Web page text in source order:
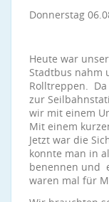
Donnerstag
Heute war
Stadtbus nahm
Rolltreppen.
zur
wir mit einem
Mit einem
Jetzt war die
konnte man in
benennen und
waren mal für